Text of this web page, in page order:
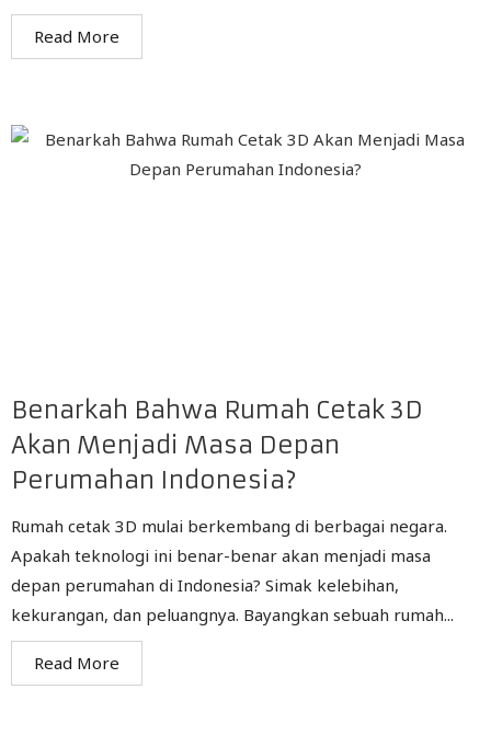
Read More
Benarkah Bahwa Rumah Cetak 3D
Akan Menjadi Masa Depan
Perumahan Indonesia?
Rumah cetak 3D mulai berkembang di berbagai negara.
Apakah teknologi ini benar-benar akan menjadi masa
depan perumahan di Indonesia? Simak kelebihan,
kekurangan, dan peluangnya. Bayangkan sebuah rumah...
Read More